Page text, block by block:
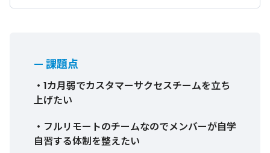
— 課題点
・1カ月弱でカスタマーサクセスチームを立ち
上げたい
・フルリモートのチームなのでメンバーが自学
自習する体制を整えたい